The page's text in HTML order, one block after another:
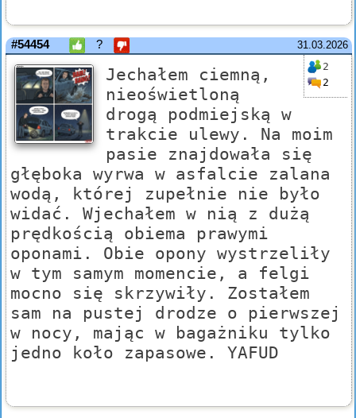
31.03.2026
#54454 ?
2
2
Jechałem ciemną,
nieoświetloną
drogą podmiejską w
trakcie ulewy. Na moim
pasie znajdowała się
głęboka wyrwa w asfalcie zalana
wodą, której zupełnie nie było
widać. Wjechałem w nią z dużą
prędkością obiema prawymi
oponami. Obie opony wystrzeliły
w tym samym momencie, a felgi
mocno się skrzywiły. Zostałem
sam na pustej drodze o pierwszej
w nocy, mając w bagażniku tylko
jedno koło zapasowe. YAFUD